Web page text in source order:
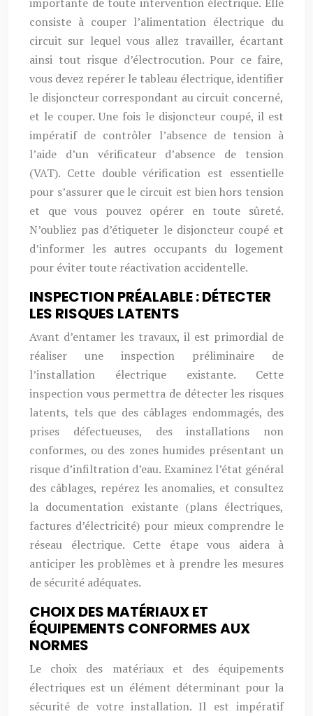
consiste à couper l’alimentation électrique du
circuit sur lequel vous allez travailler, écartant
ainsi tout risque d’électrocution. Pour ce faire,
vous devez repérer le tableau électrique, identifier
le disjoncteur correspondant au circuit concerné,
et le couper. Une fois le disjoncteur coupé, il est
impératif de contrôler l’absence de tension à
l’aide d’un vérificateur d’absence de tension
(VAT). Cette double vérification est essentielle
pour s’assurer que le circuit est bien hors tension
et que vous pouvez opérer en toute sûreté.
N’oubliez pas d’étiqueter le disjoncteur coupé et
d’informer les autres occupants du logement
pour éviter toute réactivation accidentelle.
INSPECTION PRÉALABLE : DÉTECTER
LES RISQUES LATENTS
Avant d’entamer les travaux, il est primordial de
réaliser une inspection préliminaire de
l’installation électrique existante. Cette
inspection vous permettra de détecter les risques
latents, tels que des câblages endommagés, des
prises défectueuses, des installations non
conformes, ou des zones humides présentant un
risque d’infiltration d’eau. Examinez l’état général
des câblages, repérez les anomalies, et consultez
la documentation existante (plans électriques,
factures d’électricité) pour mieux comprendre le
réseau électrique. Cette étape vous aidera à
anticiper les problèmes et à prendre les mesures
de sécurité adéquates.
CHOIX DES MATÉRIAUX ET
ÉQUIPEMENTS CONFORMES AUX
NORMES
Le choix des matériaux et des équipements
électriques est un élément déterminant pour la
sécurité de votre installation. Il est impératif